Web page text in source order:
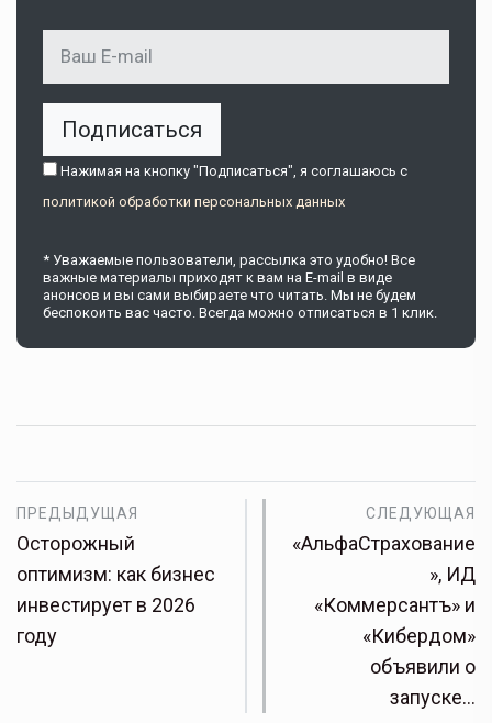
Подписаться
Нажимая на кнопку "Подписаться", я соглашаюсь c
политикой обработки персональных данных
* Уважаемые пользователи, рассылка это удобно! Все
важные материалы приходят к вам на E-mail в виде
анонсов и вы сами выбираете что читать. Мы не будем
беспокоить вас часто. Всегда можно отписаться в 1 клик.
ПРЕДЫДУЩАЯ
Осторожный
оптимизм: как бизнес
инвестирует в 2026
году
СЛЕДУЮЩАЯ
«АльфаСтрахование
», ИД
«Коммерсантъ» и
«Кибердом»
объявили о
запуске…